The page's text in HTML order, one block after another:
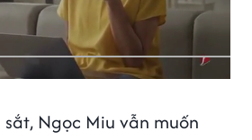
Ngọc Miu vẫn muốn